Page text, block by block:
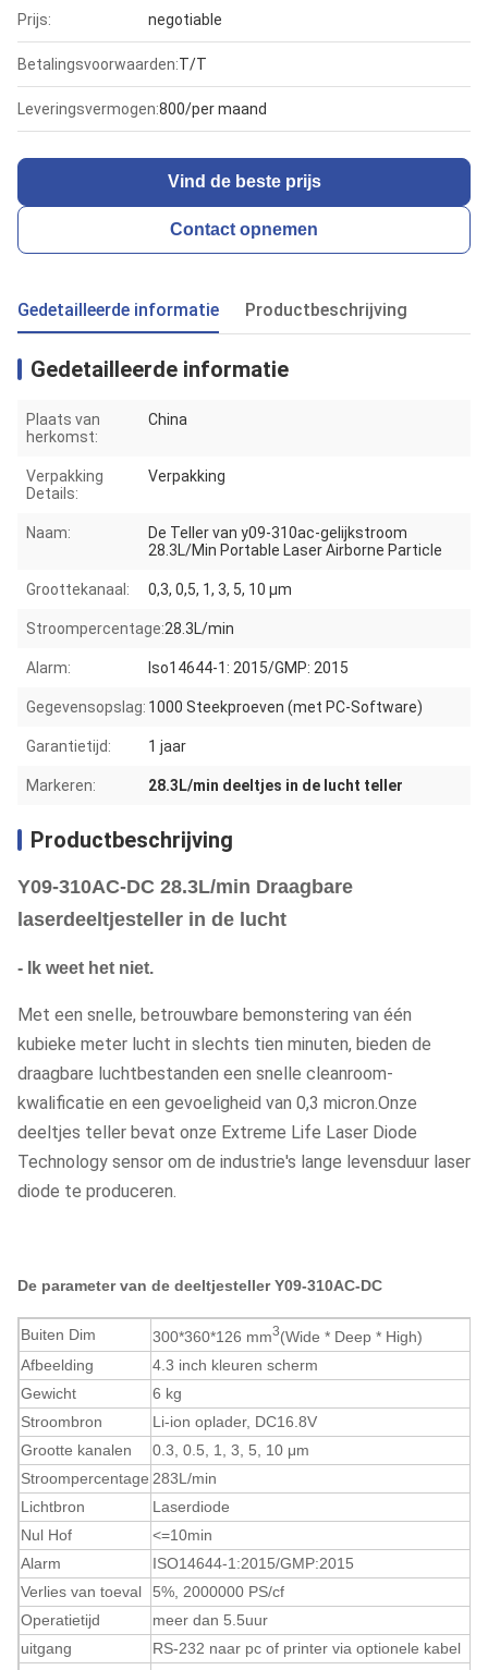
Prijs: negotiable
Betalingsvoorwaarden:T/T
Leveringsvermogen:800/per maand
Vind de beste prijs
Contact opnemen
Gedetailleerde informatie Productbeschrijving
Gedetailleerde informatie
Plaats van
herkomst:
China
Verpakking
Details:
Verpakking
Naam:
De Teller van y09-310ac-gelijkstroom
28.3L/Min Portable Laser Airborne Particle
Groottekanaal: 0,3, 0,5, 1, 3, 5, 10 μm
Stroompercentage:28.3L/min
Alarm: Iso14644-1: 2015/GMP: 2015
Gegevensopslag: 1000 Steekproeven (met PC-Software)
Garantietijd: 1 jaar
Markeren: 28.3L/min deeltjes in de lucht teller
Productbeschrijving
Y09-310AC-DC 28.3L/min Draagbare
laserdeeltjesteller in de lucht
- Ik weet het niet.
Met een snelle, betrouwbare bemonstering van één
kubieke meter lucht in slechts tien minuten, bieden de
draagbare luchtbestanden een snelle cleanroom-
kwalificatie en een gevoeligheid van 0,3 micron.Onze
deeltjes teller bevat onze Extreme Life Laser Diode
Technology sensor om de industrie's lange levensduur laser
diode te produceren.
De parameter van de deeltjesteller Y09-310AC-DC
Buiten Dim 300*360*126 mm3(Wide * Deep * High)
Afbeelding
4.3 inch kleuren scherm
Gewicht
6 kg
Stroombron
Li-ion oplader, DC16.8V
Grootte kanalen
0.3, 0.5, 1, 3, 5, 10 μm
Stroompercentage 283L/min
Lichtbron
Laserdiode
Nul Hof
<=10min
Alarm
ISO14644-1:2015/GMP:2015
Verlies van toeval
5%, 2000000 PS/cf
Operatietijd
meer dan 5.5uur
uitgang
RS-232 naar pc of printer via optionele kabel